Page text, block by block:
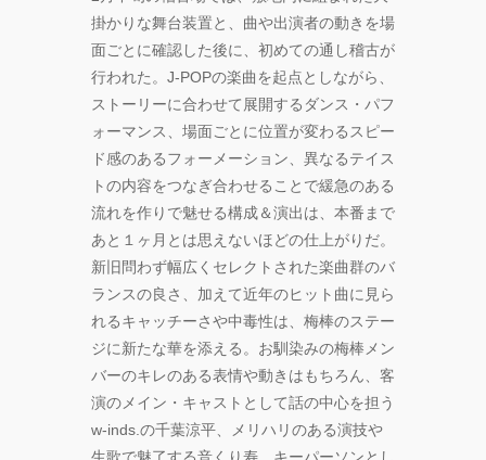
掛かりな舞台装置と、曲や出演者の動きを場
面ごとに確認した後に、初めての通し稽古が
行われた。J-POPの楽曲を起点としながら、
ストーリーに合わせて展開するダンス・パフ
ォーマンス、場面ごとに位置が変わるスピー
ド感のあるフォーメーション、異なるテイス
トの内容をつなぎ合わせることで緩急のある
流れを作りで魅せる構成＆演出は、本番まで
あと１ヶ月とは思えないほどの仕上がりだ。
新旧問わず幅広くセレクトされた楽曲群のバ
ランスの良さ、加えて近年のヒット曲に見ら
れるキャッチーさや中毒性は、梅棒のステー
ジに新たな華を添える。お馴染みの梅棒メン
バーのキレのある表情や動きはもちろん、客
演のメイン・キャストとして話の中心を担う
w-inds.の千葉涼平、メリハリのある演技や
生歌で魅了する音くり寿、キーパーソンとし